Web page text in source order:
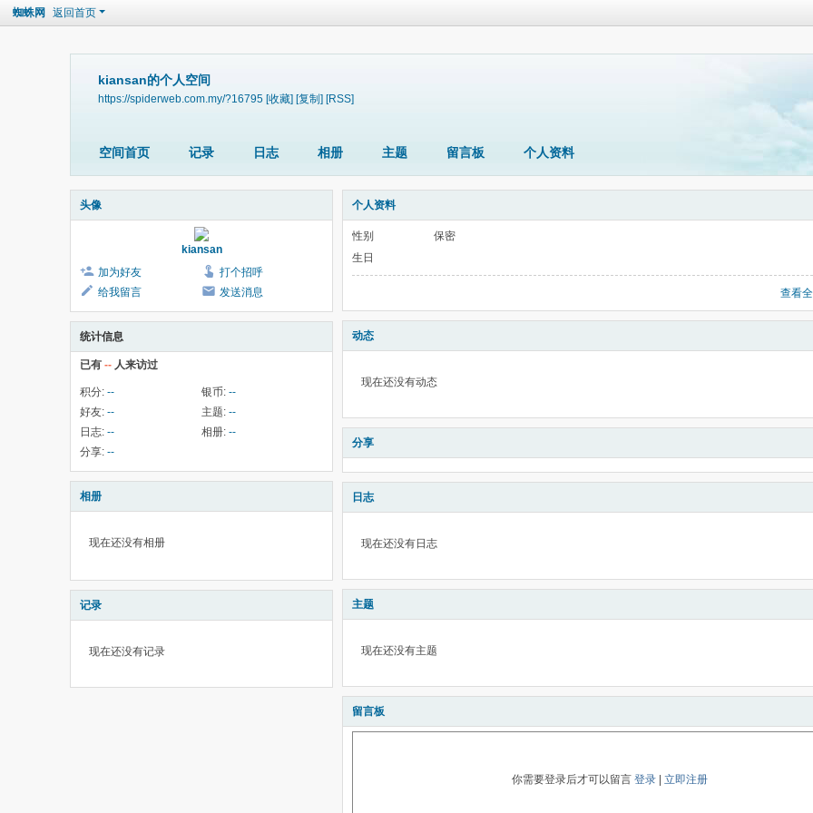
蜘蛛网 返回首页
kiansan的个人空间
https://spiderweb.com.my/?16795 [收藏] [复制] [RSS]
空间首页 记录 日志 相册 主题 留言板 个人资料
头像
kiansan
加为好友
打个招呼
给我留言
发送消息
统计信息
已有 -- 人来访过
积分: -- 银币: --
好友: -- 主题: --
日志: -- 相册: --
分享: --
相册
现在还没有相册
记录
现在还没有记录
个人资料
性别
保密
生日
查看
动态
现在还没有动态
分享
日志
现在还没有日志
主题
现在还没有主题
留言板
你需要登录后才可以留言 登录 立即注册